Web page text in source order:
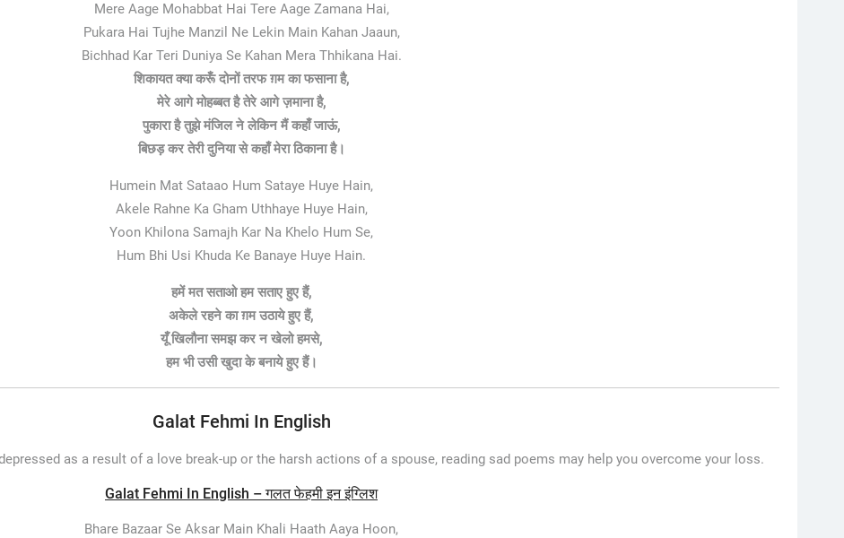
Mere Aage Mohabbat Hai Tere Aage Zamana Hai,
Pukara Hai Tujhe Manzil Ne Lekin Main Kahan Jaaun,
Bichhad Kar Teri Duniya Se Kahan Mera Thhikana Hai.
शिकायत क्या करूँ दोनों तरफ ग़म का फसाना है,
मेरे आगे मोहब्बत है तेरे आगे ज़माना है,
पुकारा है तुझे मंजिल ने लेकिन मैं कहाँ जाऊं,
बिछड़ कर तेरी दुनिया से कहाँ मेरा ठिकाना है।
Humein Mat Sataao Hum Sataye Huye Hain,
Akele Rahne Ka Gham Uthhaye Huye Hain,
Yoon Khilona Samajh Kar Na Khelo Hum Se,
Hum Bhi Usi Khuda Ke Banaye Huye Hain.
हमें मत सताओ हम सताए हुए हैं,
अकेले रहने का ग़म उठाये हुए हैं,
यूँ खिलौना समझ कर न खेलो हमसे,
हम भी उसी खुदा के बनाये हुए हैं।
Galat Fehmi In English
as a result of a love break-up or the harsh actions of a spouse, reading sad poems may help you overcome your loss.
Galat Fehmi In English – गलत फेहमी इन इंग्लिश
Bhare Bazaar Se Aksar Main Khali Haath Aaya Hoon,